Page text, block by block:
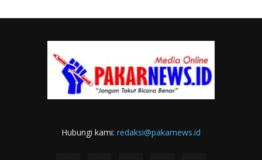
Hubungi kami: redaksi@pakarnews.id